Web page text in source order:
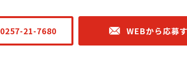
0257-21-7680 WEBから応募